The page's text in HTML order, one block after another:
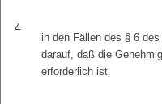
4.
in den Fällen des § 6
darauf, daß die
erforderlich ist.